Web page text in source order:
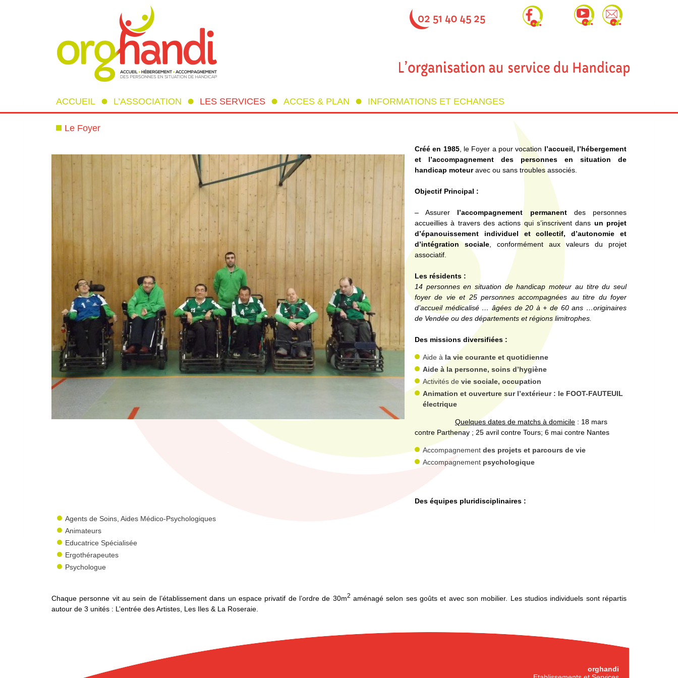
ACCUEIL L’ASSOCIATION LES SERVICES ACCES & PLAN INFORMATIONS ET ECHANGES
Le Foyer
Créé en 1985, le Foyer a pour vocation l’accueil, l’hébergement
et l’accompagnement des personnes en situation de
handicap moteuravec ou sans troubles associés.
Objectif Principal :
– Assurer l’accompagnement permanent des personnes
accueillies à travers des actions qui s’inscrivent dans un projet
d’épanouissement individuel et collectif, d’autonomie et
d’intégration sociale , conformément aux valeurs du projet
associatif.
Les résidents :
14 personnes en situation de handicap moteur au titre du seul
foyer de vie et 25 personnes accompagnées au titre du foyer
d’accueil médicalisé … âgées de 20 à + de 60 ans …originaires
de Vendée ou des départements et régions limitrophes.
Des missions diversifiées :
Aide à la vie courante et quotidienne
Aide à la personne, soins d’hygiène
Activités de vie sociale, occupation
Animation et ouverture sur l’extérieur : le FOOT-FAUTEUIL
électrique
Quelques dates de matchs à domicile : 18 mars
contre Parthenay ; 25 avril contre Tours; 6 mai contre Nantes
Accompagnement des projets et parcours de vie
Accompagnement psychologique
Des équipes pluridisciplinaires :
Agents de Soins, Aides Médico-Psychologiques
Animateurs
Educatrice Spécialisée
Ergothérapeutes
Psychologue
Chaque personne vit au sein de l’établissement dans un espace privatif de l’ordre de 30m2 aménagé selon ses goûts et avec son mobilier. Les studios individuels sont répartis
autour de 3 unités : L’entrée des Artistes, Les Iles & La Roseraie.
orghandi